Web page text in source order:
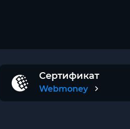
Сертификат
Webmoney